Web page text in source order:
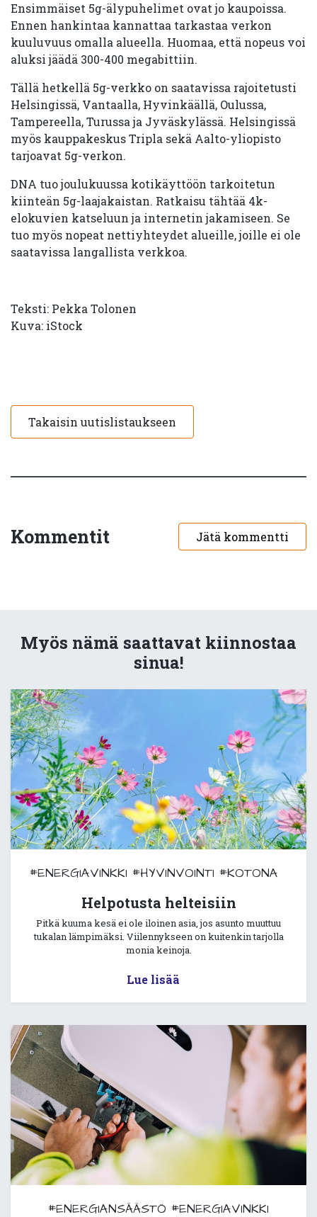
Ensimmäiset 5g-älypuhelimet ovat jo kaupoissa.
Ennen hankintaa kannattaa tarkastaa verkon
kuuluvuus omalla alueella. Huomaa, että nopeus voi
aluksi jäädä 300-400 megabittiin.
Tällä hetkellä 5g-verkko on saatavissa rajoitetusti
Helsingissä, Vantaalla, Hyvinkäällä, Oulussa,
Tampereella, Turussa ja Jyväskylässä. Helsingissä
myös kauppakeskus Tripla sekä Aalto-yliopisto
tarjoavat 5g-verkon.
DNA tuo joulukuussa kotikäyttöön tarkoitetun
kiinteän 5g-laajakaistan. Ratkaisu tähtää 4k-
elokuvien katseluun ja internetin jakamiseen. Se
tuo myös nopeat nettiyhteydet alueille, joille ei ole
saatavissa langallista verkkoa.
Teksti: Pekka Tolonen
Kuva: iStock
Takaisin uutislistaukseen
Kommentit Jätä kommentti
Myös nämä saattavat kiinnostaa
sinua!
#ENERGIAVINKKI #HYVINVOINTI #KOTONA
Helpotusta helteisiin
Pitkä kuuma kesä ei ole iloinen asia, jos asunto muuttuu
tukalan lämpimäksi. Viilennykseen on kuitenkin tarjolla
monia keinoja.
Lue lisää
#ENERGIANSÄÄSTÖ #ENERGIAVINKKI